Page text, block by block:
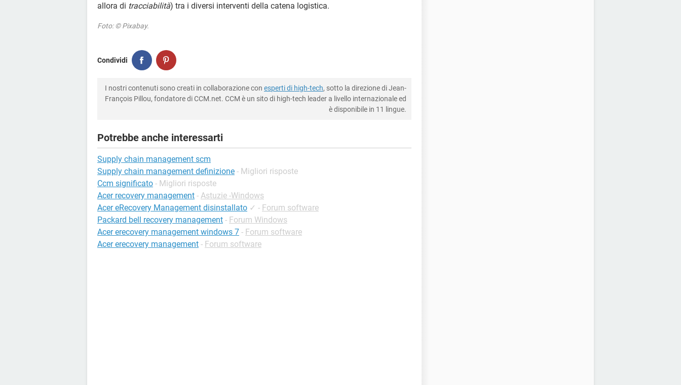
allora di tracciabilità) tra i diversi interventi della catena logistica.
Foto: © Pixabay.
Condividi
I nostri contenuti sono creati in collaborazione con esperti di high-tech, sotto la direzione di Jean-
François Pillou, fondatore di CCM.net. CCM è un sito di high-tech leader a livello internazionale ed
è disponibile in 11 lingue.
Potrebbe anche interessarti
Supply chain management scm
Supply chain management definizione - Migliori risposte
Ccm significato - Migliori risposte
Acer recovery management - Astuzie -Windows
Acer eRecovery Management disinstallato ✓ - Forum software
Packard bell recovery management - Forum Windows
Acer erecovery management windows 7 - Forum software
Acer erecovery management - Forum software